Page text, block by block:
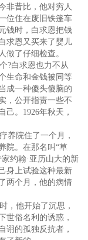
非昔比，他对穷人
位住在废旧铁篷车
钱时，白求恩把钱
求恩又买来了婴儿
做了仔细检查。
?白求恩也力不从
生命和金钱被同等
成一种傻头傻脑的
，公开指责一些不
。1926年秋天，
养院住了一个月，
院。在那名叫“草
约翰·亚历山大的新
身上试验这种最新
两个月，他的病情
，他开始了沉思，
世俗名利的诱惑，
诩的孤独反抗者，